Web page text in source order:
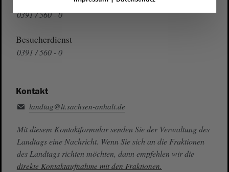
0391 / 560 - 0
Besucherdienst
0391 / 560 - 0
Kontakt
landtag@lt.sachsen-anhalt.de
Mit diesem Kontaktformular senden Sie der Verwaltung des
Landtags eine Nachricht. Wenn Sie sich an die Fraktionen
des Landtags richten möchten, dann empfehlen wir die
direkte Kontaktaufnahme mit den Fraktionen.